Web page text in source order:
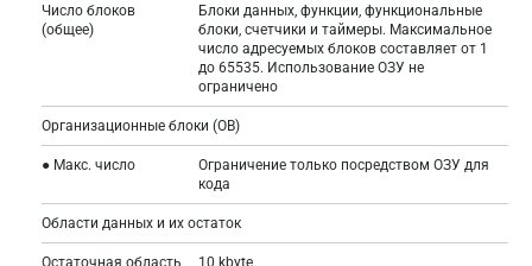
Число блоков
(общее)
Блоки данных, функции, функциональные
блоки, счетчики и таймеры. Максимальное
число адресуемых блоков составляет от 1
до 65535. Использование ОЗУ не
ограничено
Организационные блоки (OB)
● Макс. число
Ограничение только посредством ОЗУ для
кода
Области данных и их остаток
Остаточная область
10 kbyte